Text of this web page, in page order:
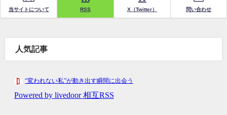
当サイトについて RSS X（Twitter） 問い合わせ
人気記事